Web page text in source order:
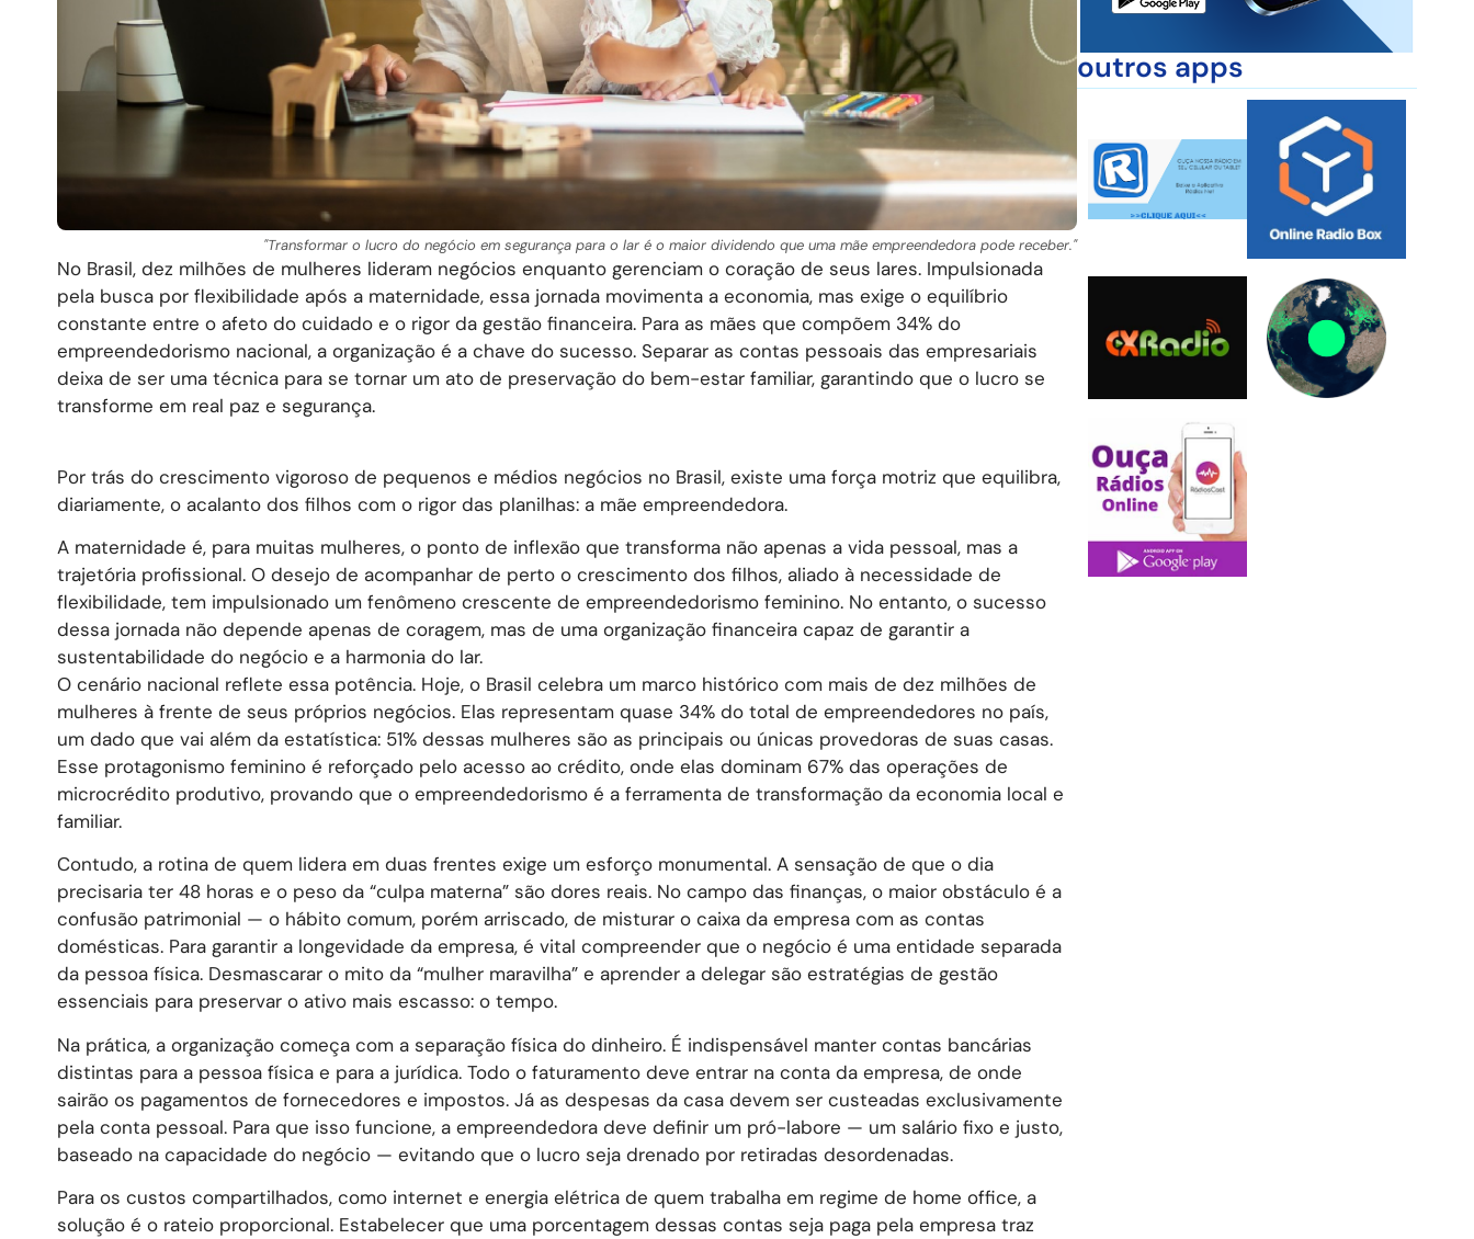
"Transformar o lucro do negócio em segurança para o lar é o maior dividendo que uma mãe empreendedora pode receber."
No Brasil, dez milhões de mulheres lideram negócios enquanto gerenciam o coração de seus lares. Impulsionada
pela busca por flexibilidade após a maternidade, essa jornada movimenta a economia, mas exige o equilíbrio
constante entre o afeto do cuidado e o rigor da gestão financeira. Para as mães que compõem 34% do
empreendedorismo nacional, a organização é a chave do sucesso. Separar as contas pessoais das empresariais
deixa de ser uma técnica para se tornar um ato de preservação do bem-estar familiar, garantindo que o lucro se
transforme em real paz e segurança.
Por trás do crescimento vigoroso de pequenos e médios negócios no Brasil, existe uma força motriz que equilibra,
diariamente, o acalanto dos filhos com o rigor das planilhas: a mãe empreendedora.
A maternidade é, para muitas mulheres, o ponto de inflexão que transforma não apenas a vida pessoal, mas a
trajetória profissional. O desejo de acompanhar de perto o crescimento dos filhos, aliado à necessidade de
flexibilidade, tem impulsionado um fenômeno crescente de empreendedorismo feminino. No entanto, o sucesso
dessa jornada não depende apenas de coragem, mas de uma organização financeira capaz de garantir a
sustentabilidade do negócio e a harmonia do lar.
O cenário nacional reflete essa potência. Hoje, o Brasil celebra um marco histórico com mais de dez milhões de
mulheres à frente de seus próprios negócios. Elas representam quase 34% do total de empreendedores no país,
um dado que vai além da estatística: 51% dessas mulheres são as principais ou únicas provedoras de suas casas.
Esse protagonismo feminino é reforçado pelo acesso ao crédito, onde elas dominam 67% das operações de
microcrédito produtivo, provando que o empreendedorismo é a ferramenta de transformação da economia local e
familiar.
Contudo, a rotina de quem lidera em duas frentes exige um esforço monumental. A sensação de que o dia
precisaria ter 48 horas e o peso da “culpa materna” são dores reais. No campo das finanças, o maior obstáculo é a
confusão patrimonial — o hábito comum, porém arriscado, de misturar o caixa da empresa com as contas
domésticas. Para garantir a longevidade da empresa, é vital compreender que o negócio é uma entidade separada
da pessoa física. Desmascarar o mito da “mulher maravilha” e aprender a delegar são estratégias de gestão
essenciais para preservar o ativo mais escasso: o tempo.
Na prática, a organização começa com a separação física do dinheiro. É indispensável manter contas bancárias
distintas para a pessoa física e para a jurídica. Todo o faturamento deve entrar na conta da empresa, de onde
sairão os pagamentos de fornecedores e impostos. Já as despesas da casa devem ser custeadas exclusivamente
pela conta pessoal. Para que isso funcione, a empreendedora deve definir um pró-labore — um salário fixo e justo,
baseado na capacidade do negócio — evitando que o lucro seja drenado por retiradas desordenadas.
Para os custos compartilhados, como internet e energia elétrica de quem trabalha em regime de home office, a
solução é o rateio proporcional. Estabelecer que uma porcentagem dessas contas seja paga pela empresa traz
outros apps